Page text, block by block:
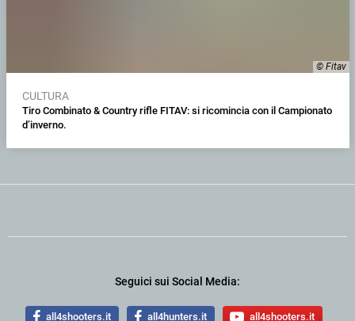
© Fitav
CULTURA
Tiro Combinato & Country rifle FITAV: si ricomincia con il Campionato
d’inverno.
Seguici sui Social Media:
all4shooters.it all4hunters.it all4shooters.it